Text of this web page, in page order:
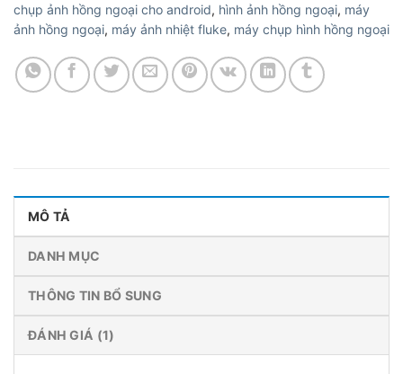
chụp ảnh hồng ngoại cho android, hình ảnh hồng ngoại, máy
ảnh hồng ngoại, máy ảnh nhiệt fluke, máy chụp hình hồng ngoại
MÔ TẢ
DANH MỤC
THÔNG TIN BỔ SUNG
ĐÁNH GIÁ (1)